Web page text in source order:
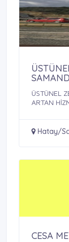
ÜSTÜNEL
ARTAN
Hatay/
CESA